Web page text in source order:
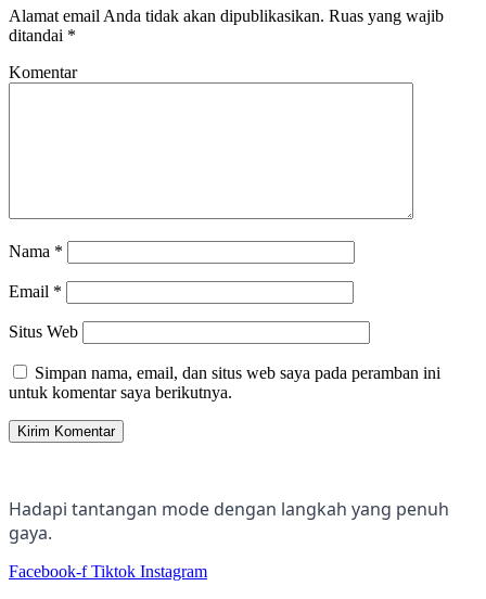
Alamat email Anda tidak akan dipublikasikan. Ruas yang wajib
ditandai *
Komentar
Nama *
Email *
Situs Web
Simpan nama, email, dan situs web saya pada peramban ini
untuk komentar saya berikutnya.
Hadapi tantangan mode dengan langkah yang penuh
gaya.
Facebook-f Tiktok Instagram